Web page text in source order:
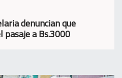
denuncian que
a Bs.3000